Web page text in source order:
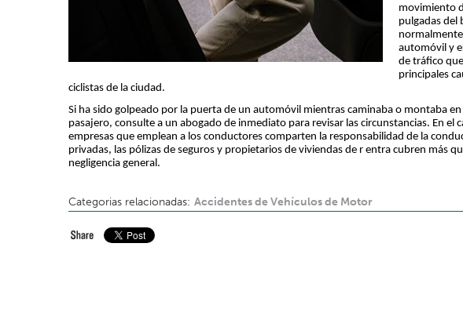
movimiento
pulgadas del
automóvil y
de tráfico
principales
ciclistas de la ciudad.
Si ha sido golpeado por la puerta de un automóvil mientras caminaba o montaba
pasajero, consulte a un abogado de inmediato para revisar las circunstancias. En el
empresas que emplean a los conductores comparten la responsabilidad de la
privadas, las pólizas de seguros y propietarios de viviendas de r entra cubren más
negligencia general.
Categorias relacionadas: Accidentes de Vehículos de Motor